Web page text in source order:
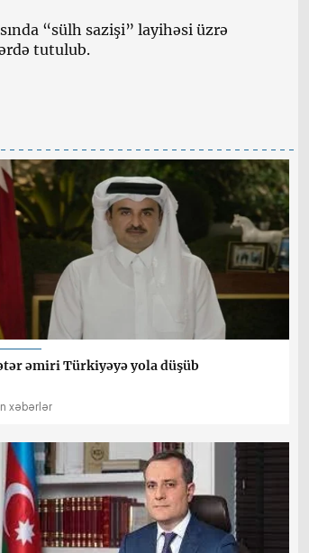
“sülh sazişi” layihəsi üzrə
tutulub.
əmiri Türkiyəyə yola düşüb
xəbərlər